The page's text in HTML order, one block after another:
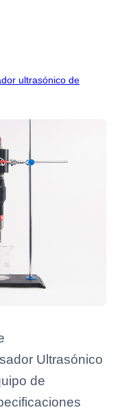
ultrasónico de
Ultrasónico
de